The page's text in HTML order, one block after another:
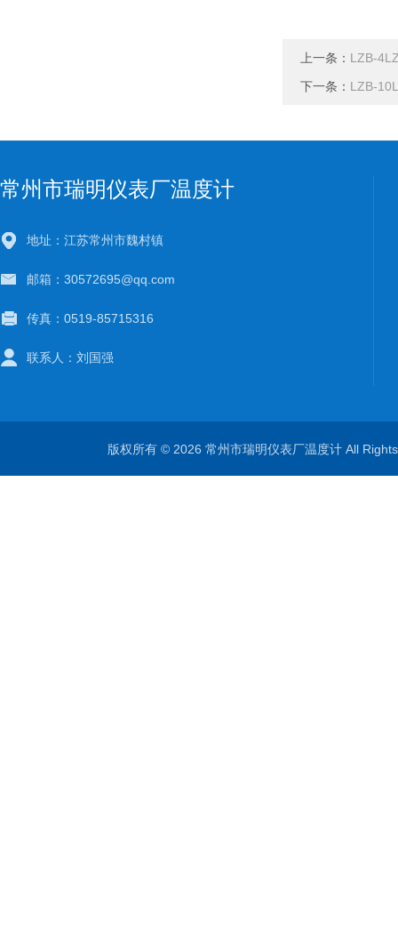
上一条： LZB-
下一条： LZB-
常州市瑞明仪表厂温度计
地址：江苏常州市魏村镇
邮箱：30572695@qq.com
传真：0519-85715316
联系人：刘国强
版权所有 © 2026 常州市瑞明仪表厂温度计 All